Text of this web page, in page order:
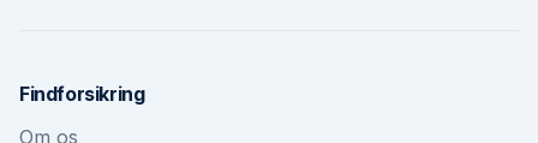
Findforsikring
Om os